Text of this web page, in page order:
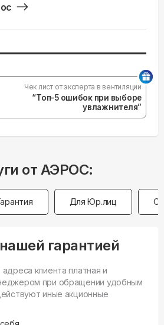
Чек лист от эксперта в вентиляции
“Топ-5 ошибок при выборе
увлажнителя”
от АЭРОС:
Для Юр.лиц
гарантией
клиента платная и
при обращении удобным
иные акционные